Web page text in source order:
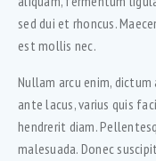
sed dui et rhoncus.
est mollis nec.
Nullam arcu enim,
ante lacus, varius quis
hendrerit diam.
malesuada. Donec